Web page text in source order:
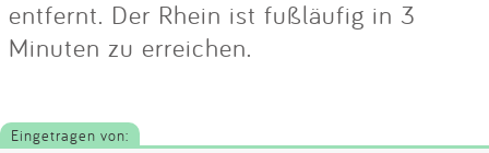
entfernt. Der Rhein ist fußläufig in 3
Minuten zu erreichen.
Eingetragen von: